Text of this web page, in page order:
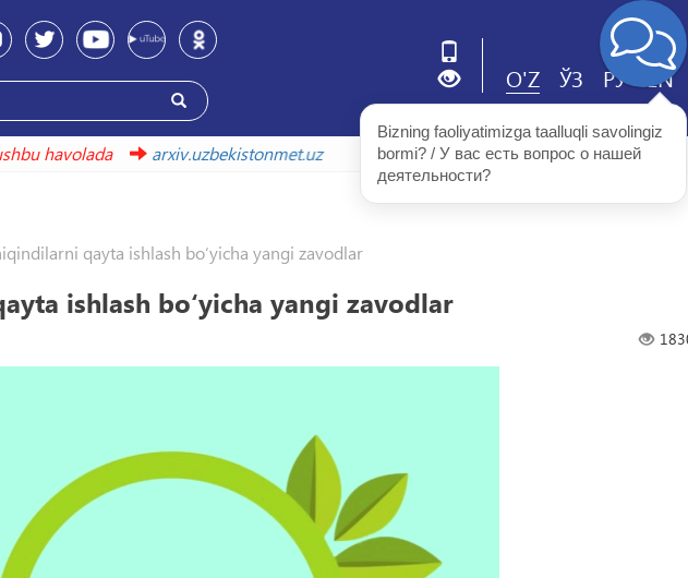
O'Z ЎЗ РУ EN
ushbu havolada
arxiv.uzbekistonmet.uz
qayta ishlash bo‘yicha yangi zavodlar
ishlash bo‘yicha yangi zavodlar
Bizning faoliyatimizga taalluqli savolingiz
bormi? / У вас есть вопрос о нашей
деятельности?